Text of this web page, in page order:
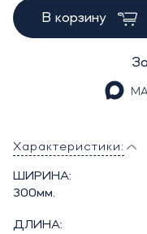
В корзину
Характеристики:
ШИРИНА:
300мм.
ДЛИНА: